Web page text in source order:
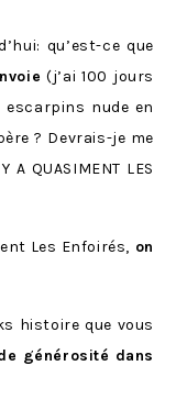
qu’est-ce que
(j’ai 100 jours
escarpins nude en
? Devrais-je me
A QUASIMENT LES
Les Enfoirés, on
histoire que vous
générosité dans